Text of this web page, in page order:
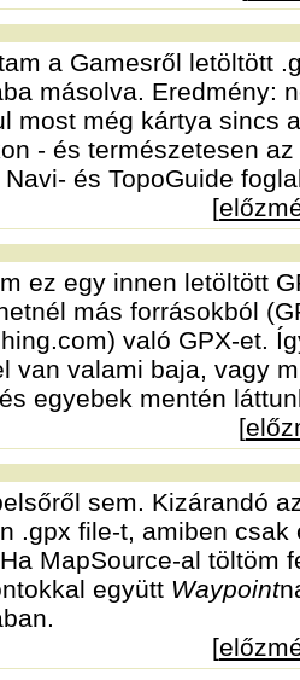
a Gamesről letöltött
másolva. Eredmény:
most még kártya sincs
- és természetesen
és TopoGuide
[
ez egy innen letöltött
más forrásokból
való GPX-et.
van valami baja, vagy
egyebek mentén
[
sem. Kizárandó
.gpx file-t, amiben
MapSource-al töltöm
együtt Waypoint
[